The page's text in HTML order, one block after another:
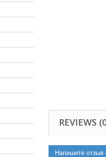
REVIEWS
Напишите